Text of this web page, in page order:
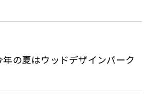
の夏はウッドデザインパーク